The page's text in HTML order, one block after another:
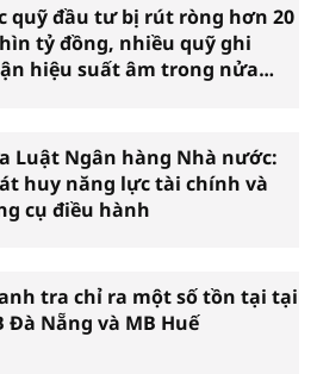
quỹ đầu tư bị rút ròng hơn 20
tỷ đồng, nhiều quỹ ghi
hiệu suất âm trong nửa
Luật Ngân hàng Nhà nước:
huy năng lực tài chính và
cụ điều hành
tra chỉ ra một số tồn tại tại
Đà Nẵng và MB Huế